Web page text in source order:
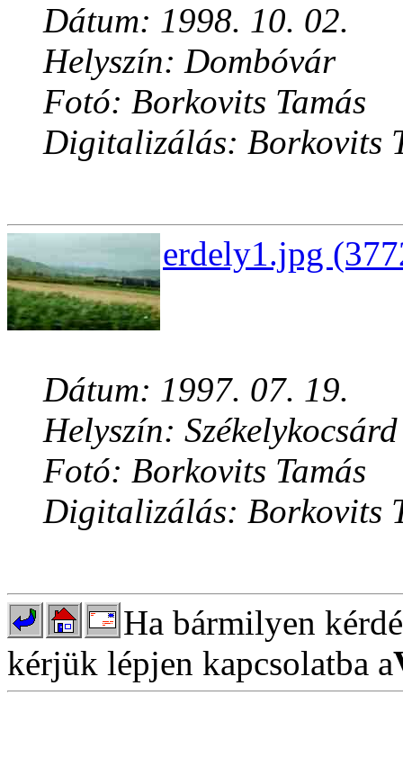
Dátum: 1998. 10. 02.
Helyszín: Dombóvár
Fotó: Borkovits Tamás
Digitalizálás: Borkovits
erdely1.jpg
Dátum: 1997. 07. 19.
Helyszín:
Fotó: Borkovits Tamás
Digitalizálás: Borkovits
Ha bármilyen
kérjük lépjen kapcsolatba a